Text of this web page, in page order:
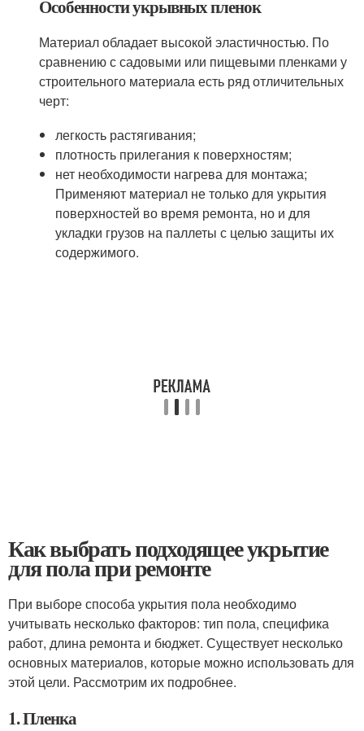
Особенности укрывных пленок
Материал обладает высокой эластичностью. По
сравнению с садовыми или пищевыми пленками у
строительного материала есть ряд отличительных
черт:
легкость растягивания;
плотность прилегания к поверхностям;
нет необходимости нагрева для монтажа;
Применяют материал не только для укрытия
поверхностей во время ремонта, но и для
укладки грузов на паллеты с целью защиты их
содержимого.
Как выбрать подходящее укрытие
для пола при ремонте
При выборе способа укрытия пола необходимо
учитывать несколько факторов: тип пола, специфика
работ, длина ремонта и бюджет. Существует несколько
основных материалов, которые можно использовать для
этой цели. Рассмотрим их подробнее.
1. Пленка